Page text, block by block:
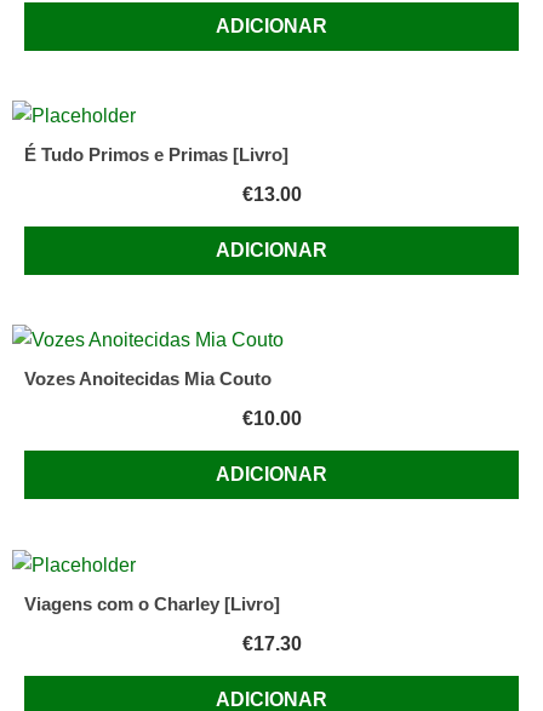
ADICIONAR
É Tudo Primos e Primas [Livro]
€13.00
ADICIONAR
Vozes Anoitecidas Mia Couto
€10.00
ADICIONAR
Viagens com o Charley [Livro]
€17.30
ADICIONAR